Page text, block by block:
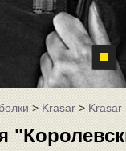
>Krasar>Krasar